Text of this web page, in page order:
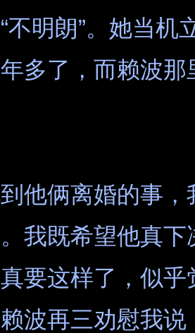
不明朗”。她当机
多了，而赖波那
他俩离婚的事，
我既希望他真下
要这样了，似乎
波再三劝慰我说